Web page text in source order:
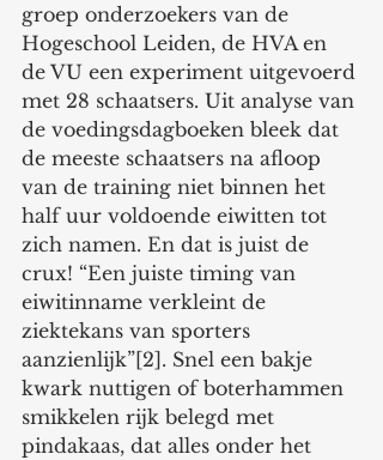
groep onderzoekers van de
Hogeschool Leiden, de HVA en
de VU een experiment uitgevoerd
met 28 schaatsers. Uit analyse van
de voedingsdagboeken bleek dat
de meeste schaatsers na afloop
van de training niet binnen het
half uur voldoende eiwitten tot
zich namen. En dat is juist de
crux! “Een juiste timing van
eiwitinname verkleint de
ziektekans van sporters
aanzienlijk”[2]. Snel een bakje
kwark nuttigen of boterhammen
smikkelen rijk belegd met
pindakaas, dat alles onder het